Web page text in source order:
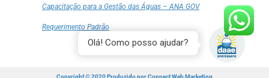
Capacitação para a Gestão das Águas – ANA GOV
Requerimento Padrão
Olá! Como posso ajudar?